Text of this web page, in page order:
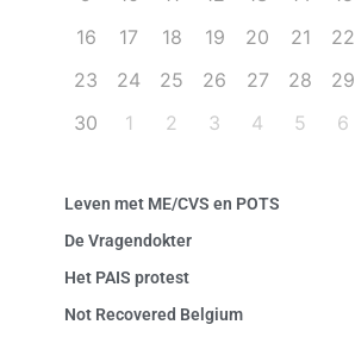
16
17 18 19 20 21
22
23
24 25 26 27 28
29
30
1 2 3 4 5 6
Leven met ME/CVS en POTS
De Vragendokter
Het PAIS protest
Not Recovered Belgium